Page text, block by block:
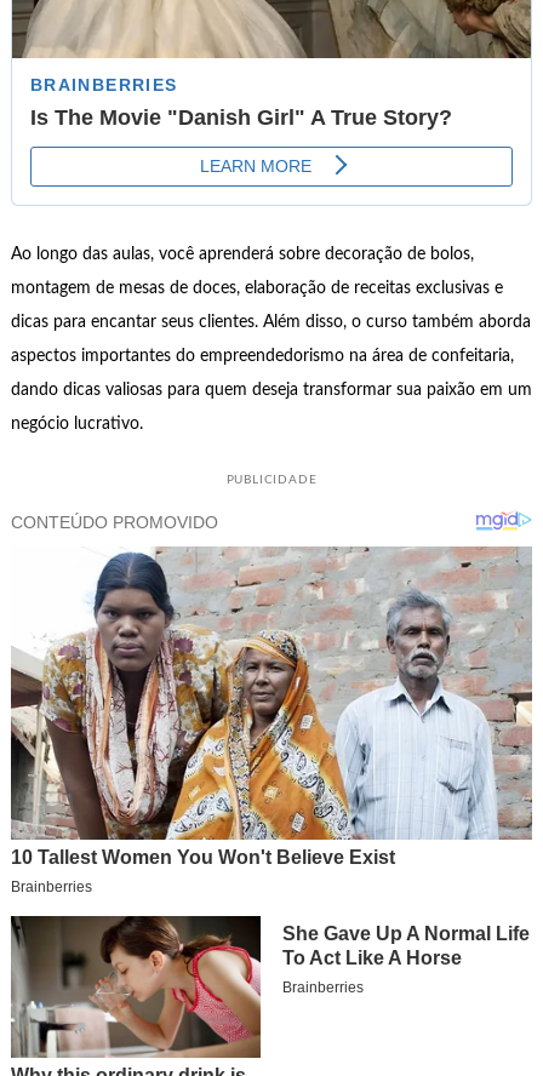
Ao longo das aulas, você aprenderá sobre decoração de bolos,
montagem de mesas de doces, elaboração de receitas exclusivas e
dicas para encantar seus clientes. Além disso, o curso também aborda
aspectos importantes do empreendedorismo na área de confeitaria,
dando dicas valiosas para quem deseja transformar sua paixão em um
negócio lucrativo.
PUBLICIDADE